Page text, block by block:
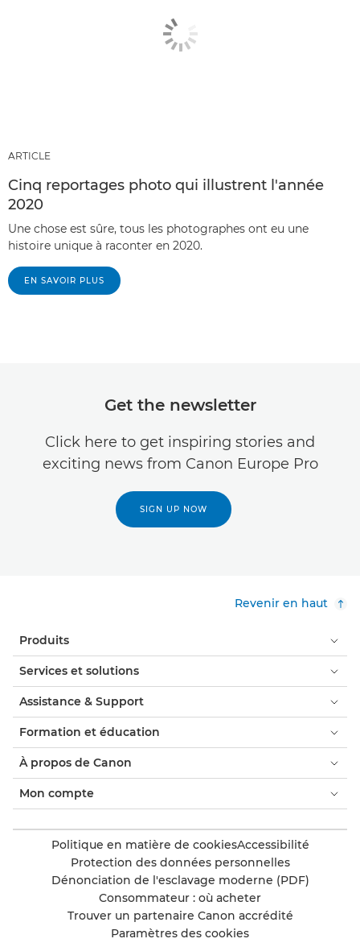
ARTICLE
Cinq reportages photo qui illustrent l'année
2020
Une chose est sûre, tous les photographes ont eu une
histoire unique à raconter en 2020.
EN SAVOIR PLUS
Get the newsletter
Click here to get inspiring stories and
exciting news from Canon Europe Pro
SIGN UP NOW
Revenir en haut
Produits
Services et solutions
Assistance & Support
Formation et éducation
À propos de Canon
Mon compte
Politique en matière de cookiesAccessibilité
Protection des données personnelles
Dénonciation de l'esclavage moderne (PDF)
Consommateur : où acheter
Trouver un partenaire Canon accrédité
Paramètres des cookies